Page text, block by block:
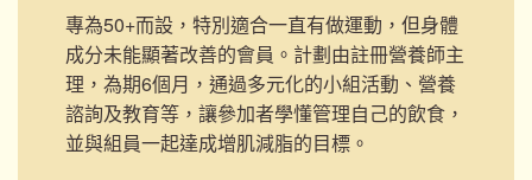
專為50+而設，特別適合一直有做運動，但身體
成分未能顯著改善的會員。 計劃由註冊營養師主
理，為期6個月，通過多元化的小組活動、營養
諮詢及教育等，讓參加者學懂管理自己的飲食，
並與組員一起達成增肌減脂的目標。